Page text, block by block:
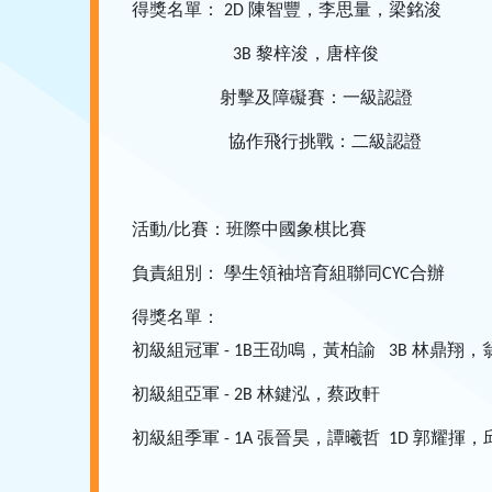
得獎名單： 2D 陳智豐，李思量，梁銘浚
3B黎梓浚，唐梓俊
射擊及障礙賽：一級認證
協作飛行挑戰：二級認證
活動/比賽：班際中國象棋比賽
負責組別： 學生領袖培育組聯同CYC合辦
得獎名單：
初級組冠軍 - 1B王劭鳴，黃柏諭 3B林鼎翔，
初級組亞軍 - 2B林鍵泓，蔡政軒
初級組季軍 - 1A張晉昊，譚曦哲 1D郭耀揮，